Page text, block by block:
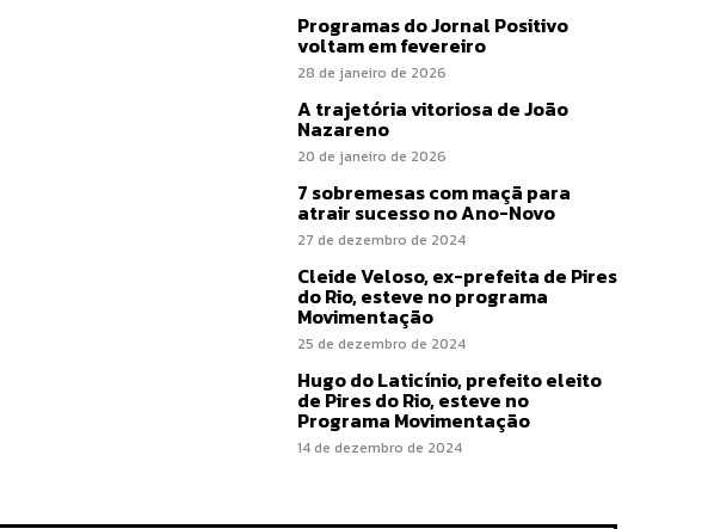
Programas do Jornal Positivo
voltam em fevereiro
28 de janeiro de 2026
A trajetória vitoriosa de João
Nazareno
20 de janeiro de 2026
7 sobremesas com maçã para
atrair sucesso no Ano-Novo
27 de dezembro de 2024
Cleide Veloso, ex-prefeita de Pires
do Rio, esteve no programa
Movimentação
25 de dezembro de 2024
Hugo do Laticínio, prefeito eleito
de Pires do Rio, esteve no
Programa Movimentação
14 de dezembro de 2024